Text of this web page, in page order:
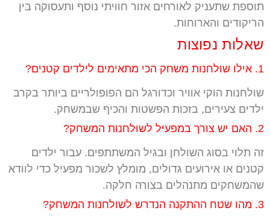
תוספת שתעניק לאורחים אזור חוויתי נוסף ותעסוקה בין
הריקודים והארוחות.
שאלות נפוצות
1. אילו שולחנות משחק הכי מתאימים לילדים קטנים?
שולחנות הוקי אוויר וכדורגל הם הפופולריים ביותר בקרב
ילדים צעירים, בזכות הפשטות והכיף שבמשחק.
2. האם יש צורך במפעיל לשולחנות המשחק?
זה תלוי בסוג השולחן ובגיל המשתתפים. עבור ילדים
קטנים או אירועים גדולים, מומלץ לשכור מפעיל כדי לוודא
שהמשחקים מתנהלים בצורה חלקה.
3. מהו שטח ההתקנה הנדרש לשולחנות המשחק?